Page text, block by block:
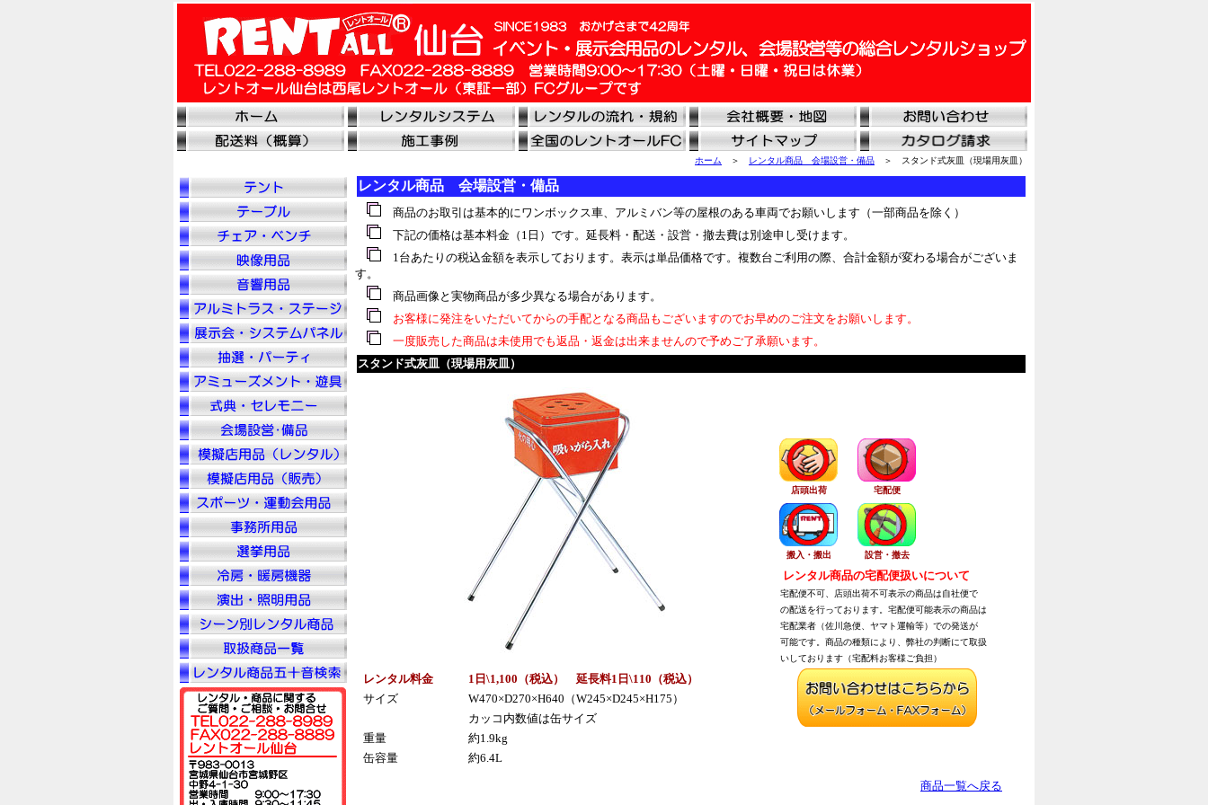
ホーム ＞ レンタル商品 会場設営・備品 ＞ スタンド式灰皿（現場用灰皿）
レンタル商品 会場設営・備品
商品のお取引は基本的にワンボックス車、アルミバン等の屋根のある車両でお願いします（一部商品を除く）
下記の価格は基本料金（1日）です。延長料・配送・設営・撤去費は別途申し受けます。
1台あたりの税込金額を表示しております。表示は単品価格です。複数台ご利用の際、合計金額が変わる場合がございま
す。
商品画像と実物商品が多少異なる場合があります。
お客様に発注をいただいてからの手配となる商品もございますのでお早めのご注文をお願いします。
一度販売した商品は未使用でも返品・返金は出来ませんので予めご了承願います。
スタンド式灰皿（現場用灰皿）
店頭出荷 宅配便
搬入・搬出 設営・撤去
レンタル商品の宅配便扱いについて
宅配便不可、店頭出荷不可表示の商品は自社便で
の配送を行っております。宅配便可能表示の商品は
宅配業者（佐川急便、ヤマト運輸等）での発送が
可能です。商品の種類により、弊社の判断にて取扱
いしております（宅配料お客様ご負担）
レンタル料金 1日\1,100（税込） 延長料1日\110（税込）
サイズ
W470×D270×H640（W245×D245×H175）
カッコ内数値は缶サイズ
重量
約1.9kg
缶容量
約6.4L
商品一覧へ戻る